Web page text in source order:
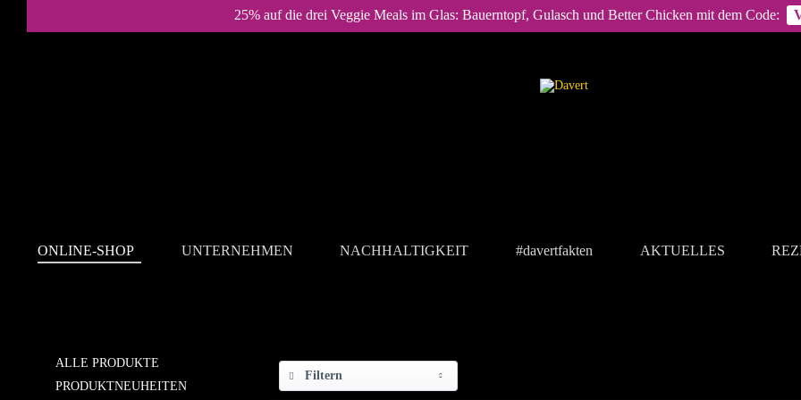
25% auf die drei Veggie Meals im Glas: Bauerntopf, Gulasch und Better Chicken mit dem Code:
ONLINE-SHOP UNTERNEHMEN NACHHALTIGKEIT #davertfakten AKTUELLES
ALLE PRODUKTE
PRODUKTNEUHEITEN
Filtern